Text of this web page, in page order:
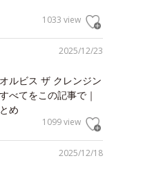
1033 view
2025/12/23
ルビス ザ クレンジン
べてをこの記事で｜
め
1099 view
2025/12/18